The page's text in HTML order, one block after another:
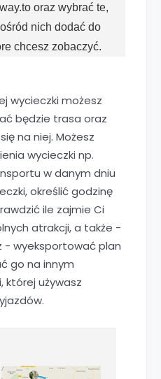
oraz wybrać te,
nich dodać do
chcesz zobaczyć.
wycieczki możesz
będzie trasa oraz
na niej. Możesz
wycieczki np.
w danym dniu
określić godzinę
ile zajmie Ci
atrakcji, a także -
wyeksportować plan
go na innym
której używasz